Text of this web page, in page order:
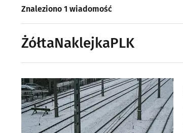
Znaleziono 1 wiadomość
ŻółtaNaklejkaPLK